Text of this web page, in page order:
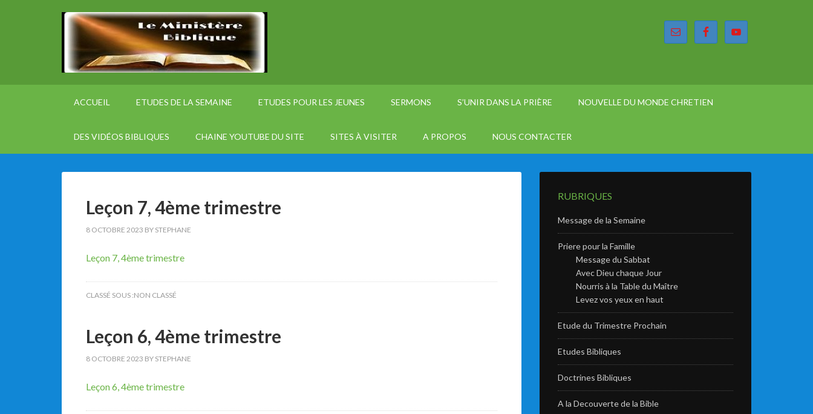
ACCUEIL ETUDES DE LA SEMAINE ETUDES POUR LES JEUNES SERMONS S’UNIR DANS LA PRIÈRE NOUVELLE DU MONDE CHRETIEN
DES VIDÉOS BIBLIQUES CHAINE YOUTUBE DU SITE SITES À VISITER A PROPOS NOUS CONTACTER
Leçon 7, 4ème trimestre
8 OCTOBRE 2023 BY STEPHANE
Leçon 7, 4ème trimestre
CLASSÉ SOUS :NON CLASSÉ
Leçon 6, 4ème trimestre
8 OCTOBRE 2023 BY STEPHANE
Leçon 6, 4ème trimestre
RUBRIQUES
Message de la Semaine
Priere pour la Famille
Message du Sabbat
Avec Dieu chaque Jour
Nourris à la Table du Maître
Levez vos yeux en haut
Etude du Trimestre Prochain
Etudes Bibliques
Doctrines Bibliques
A la Decouverte de la Bible